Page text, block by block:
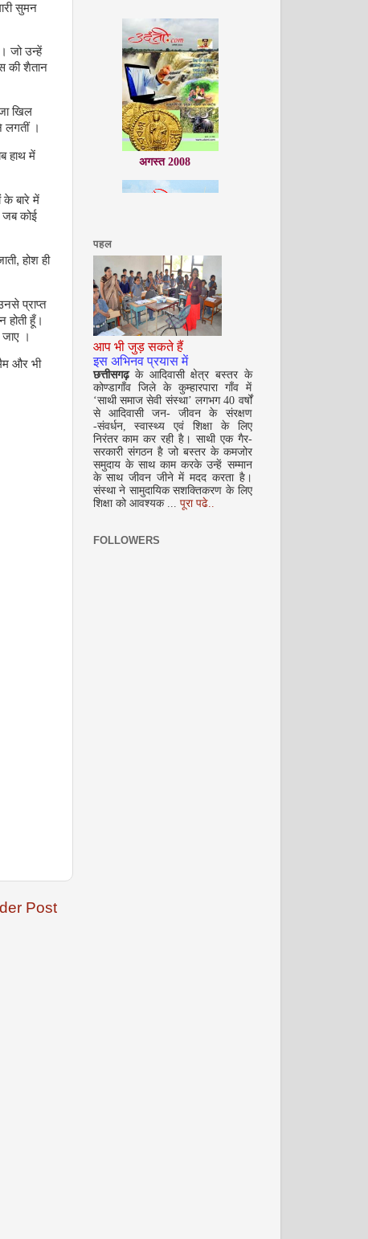
सुमन
जो उन्हें
की शैतान
खिल
लगतीं ।
हाथ में
के बारे में
जब कोई
होश ही
प्राप्त
होती हूँ।
।
और भी
Post
अगस्त 2008
सितम्बर 2008
अक्टूबर 2008
पहल
आप भी जुड़ सकते हैं
इस अभिनव प्रयास में
छत्तीसगढ़के आदिवासी क्षेत्र बस्तर के
कोण्डागाँव जिले के कुम्हारपारा गाँव में
‘साथी समाज सेवी संस्था’ लगभग 40 वर्षों
से आदिवासी जन- जीवन के संरक्षण
-संवर्धन, स्वास्थ्य एवं शिक्षा के लिए
निरंतर काम कर रही है। साथी एक गैर-
सरकारी संगठन है जो बस्तर के कमजोर
समुदाय के साथ काम करके उन्हें सम्मान
के साथ जीवन जीने में मदद करता है।
संस्था ने सामुदायिक सशक्तिकरण के लिए
शिक्षा को आवश्यक ... पूरा पढे..
FOLLOWERS